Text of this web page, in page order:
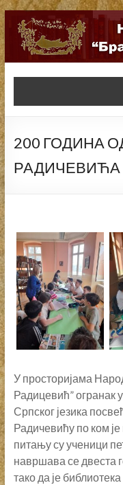
200 ГОДИНА
РАДИЧЕВИЋА
У просторијама
Радицевић” огранак
Српског језика
Радичевићу по ком
питању су ученици
навршава се двеста
тако да је